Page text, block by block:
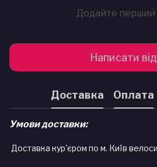
Додайте перший
Написати
Доставка Оплата
Умови доставки:
Доставка кур'єром по м. Київ